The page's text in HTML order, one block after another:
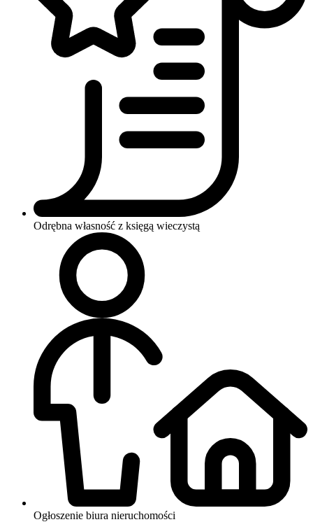
Odrębna własność z księgą wieczystą
Ogłoszenie biura nieruchomości